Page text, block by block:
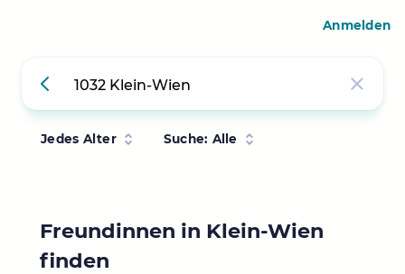
Jedes Alter Suche: Alle
Freundinnen in Klein-Wien
finden
Anmelden